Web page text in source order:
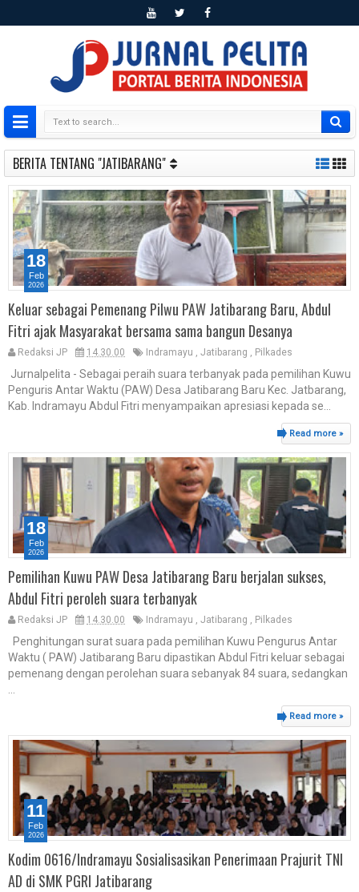
BERITA TENTANG "JATIBARANG"
Keluar sebagai Pemenang Pilwu PAW Jatibarang Baru, Abdul
Fitri ajak Masyarakat bersama sama bangun Desanya
Redaksi JP 14.30.00 Indramayu , Jatibarang , Pilkades
Jurnalpelita - Sebagai peraih suara terbanyak pada pemilihan Kuwu
Penguris Antar Waktu (PAW) Desa Jatibarang Baru Kec. Jatbarang,
Kab. Indramayu Abdul Fitri menyampaikan apresiasi kepada se...
Read more »
18
Feb
2026
Pemilihan Kuwu PAW Desa Jatibarang Baru berjalan sukses,
Abdul Fitri peroleh suara terbanyak
Redaksi JP 14.30.00 Indramayu Jatibarang Pilkades
Penghitungan surat suara pada pemilihan Kuwu Pengurus Antar
Waktu ( PAW) Jatibarang Baru dipastikan Abdul Fitri keluar sebagai
pemenang dengan perolehan suara sebanyak 84 suara, sedangkan
Read more »
18
Feb
2026
Kodim 0616/Indramayu Sosialisasikan Penerimaan Prajurit TNI
AD di SMK PGRI Jatibarang
11
Feb
2026